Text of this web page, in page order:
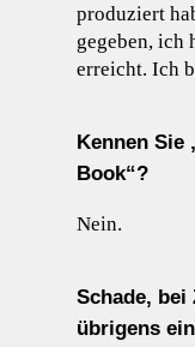
produziert
gegeben, ich
erreicht. Ich
Kennen Sie
Book“?
Nein.
Schade, bei
übrigens